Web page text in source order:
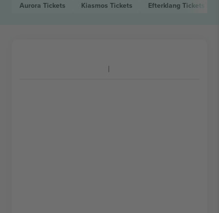
Aurora Tickets Kiasmos Tickets Efterklang Tickets